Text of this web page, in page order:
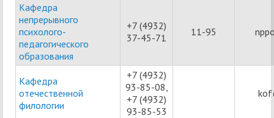
Кафедра
непрерывного
психолого-
педагогического
образования
+7 (4932)
37-45-71
11-95
Кафедра
отечественной
филологии
+7 (4932)
93-85-08,
+7 (4932)
93-85-53